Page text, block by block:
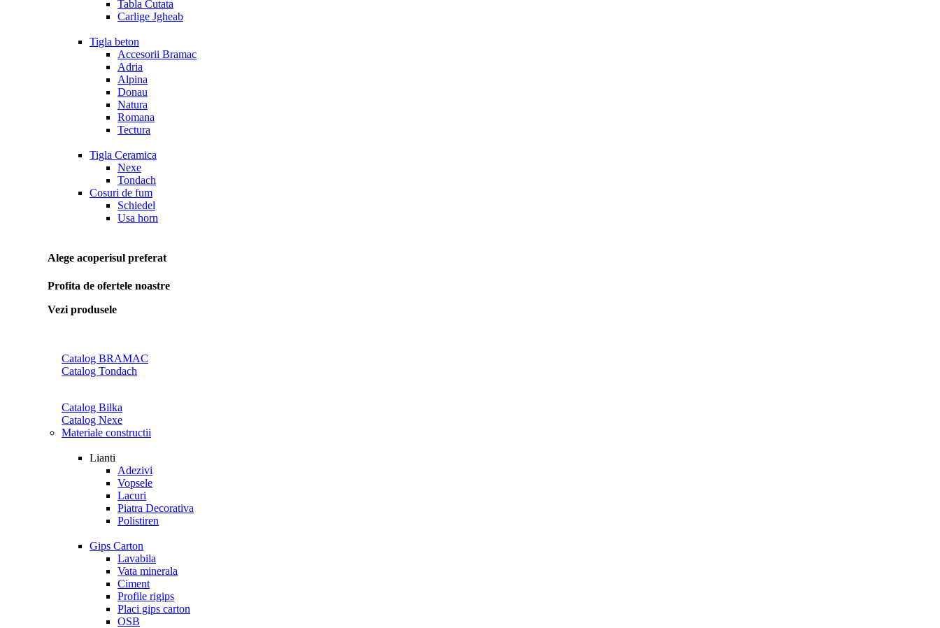
Tabla Cutata
Carlige Jgheab
Tigla beton
Accesorii Bramac
Adria
Alpina
Donau
Natura
Romana
Tectura
Tigla Ceramica
Nexe
Tondach
Cosuri de fum
Schiedel
Usa horn
Alege acoperisul preferat
Profita de ofertele noastre
Vezi produsele
Catalog BRAMAC
Catalog Tondach
Catalog Bilka
Catalog Nexe
Materiale constructii
Lianti
Adezivi
Vopsele
Lacuri
Piatra Decorativa
Polistiren
Gips Carton
Lavabila
Vata minerala
Ciment
Profile rigips
Placi gips carton
OSB